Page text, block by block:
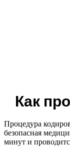
Как
Процедура
безопасная
минут и